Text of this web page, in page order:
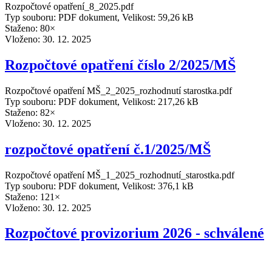
Rozpočtové opatření_8_2025.pdf
Typ souboru: PDF dokument, Velikost: 59,26 kB
Staženo: 80×
Vloženo: 30. 12. 2025
Rozpočtové opatření číslo 2/2025/MŠ
Rozpočtové opatření MŠ_2_2025_rozhodnutí starostka.pdf
Typ souboru: PDF dokument, Velikost: 217,26 kB
Staženo: 82×
Vloženo: 30. 12. 2025
rozpočtové opatření č.1/2025/MŠ
Rozpočtové opatření MŠ_1_2025_rozhodnutí_starostka.pdf
Typ souboru: PDF dokument, Velikost: 376,1 kB
Staženo: 121×
Vloženo: 30. 12. 2025
Rozpočtové provizorium 2026 - schválené